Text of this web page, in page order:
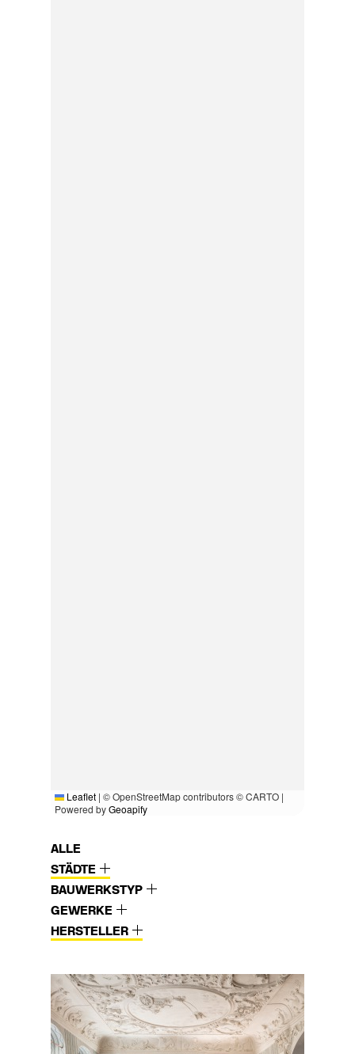
Leaflet | © OpenStreetMap contributors © CARTO |
Powered byGeoapify
ALLE
STÄDTE
BAUWERKSTYP
GEWERKE
HERSTELLER